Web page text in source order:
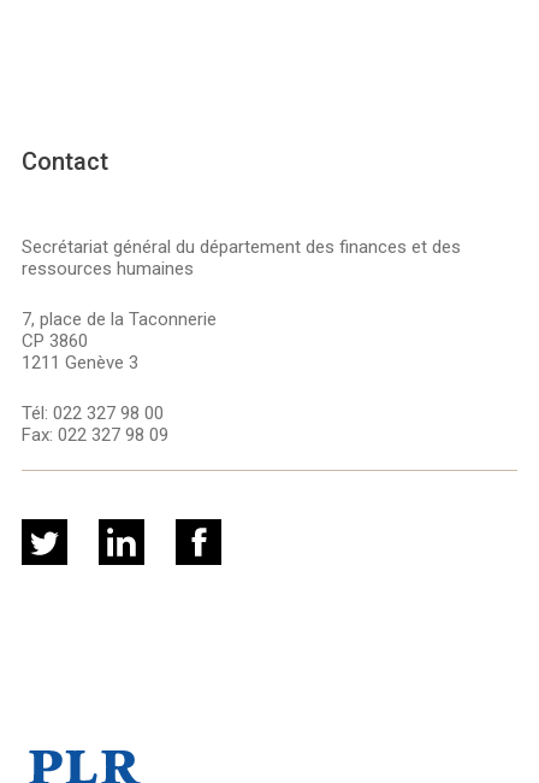
Contact
Secrétariat général du département des finances et des
ressources humaines
7, place de la Taconnerie
CP 3860
1211 Genève 3
Tél: 022 327 98 00
Fax: 022 327 98 09